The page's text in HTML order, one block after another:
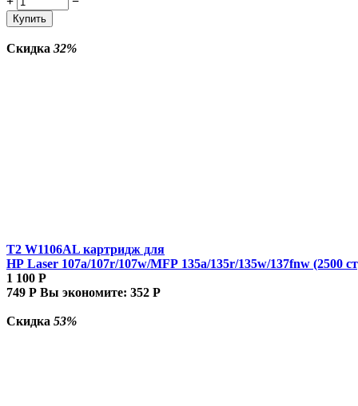
Купить
Скидка 32%
T2 W1106AL картридж для
HP Laser 107a/107r/107w/MFP 135a/135r/135w/137fnw (2500
1 100 Р
749 Р Вы экономите: 352 Р
Скидка 53%